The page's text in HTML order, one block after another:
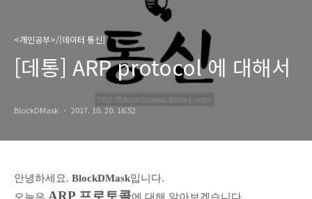
<개인공부>/[데이터 통신]
[데통] ARP protocol 에 대해서
BlockDMask 2017. 10. 20. 16:52
안녕하세요. BlockDMask입니다.
ARP 프로토콜